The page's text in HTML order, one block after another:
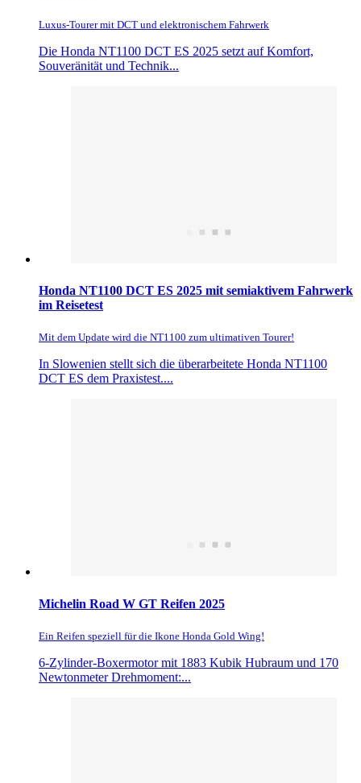
Luxus-Tourer mit DCT und elektronischem Fahrwerk
Die Honda NT1100 DCT ES 2025 setzt auf Komfort,
Souveränität und Technik...
Honda NT1100 DCT ES 2025 mit semiaktivem Fahrwerk
im Reisetest
Mit dem Update wird die NT1100 zum ultimativen Tourer!
In Slowenien stellt sich die überarbeitete Honda NT1100
DCT ES dem Praxistest....
Michelin Road W GT Reifen 2025
Ein Reifen speziell für die Ikone Honda Gold Wing!
6-Zylinder-Boxermotor mit 1883 Kubik Hubraum und 170
Newtonmeter Drehmoment:...